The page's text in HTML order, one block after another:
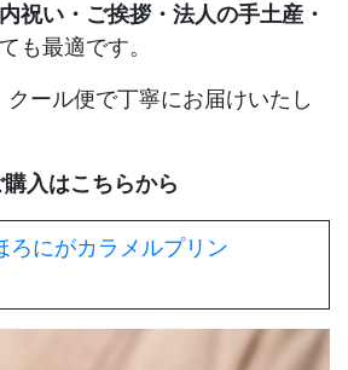
祝い・ご挨拶・法人の手土産・
も最適です。
ール便で丁寧にお届けいたし
入はこちらから
ろにがカラメルプリン